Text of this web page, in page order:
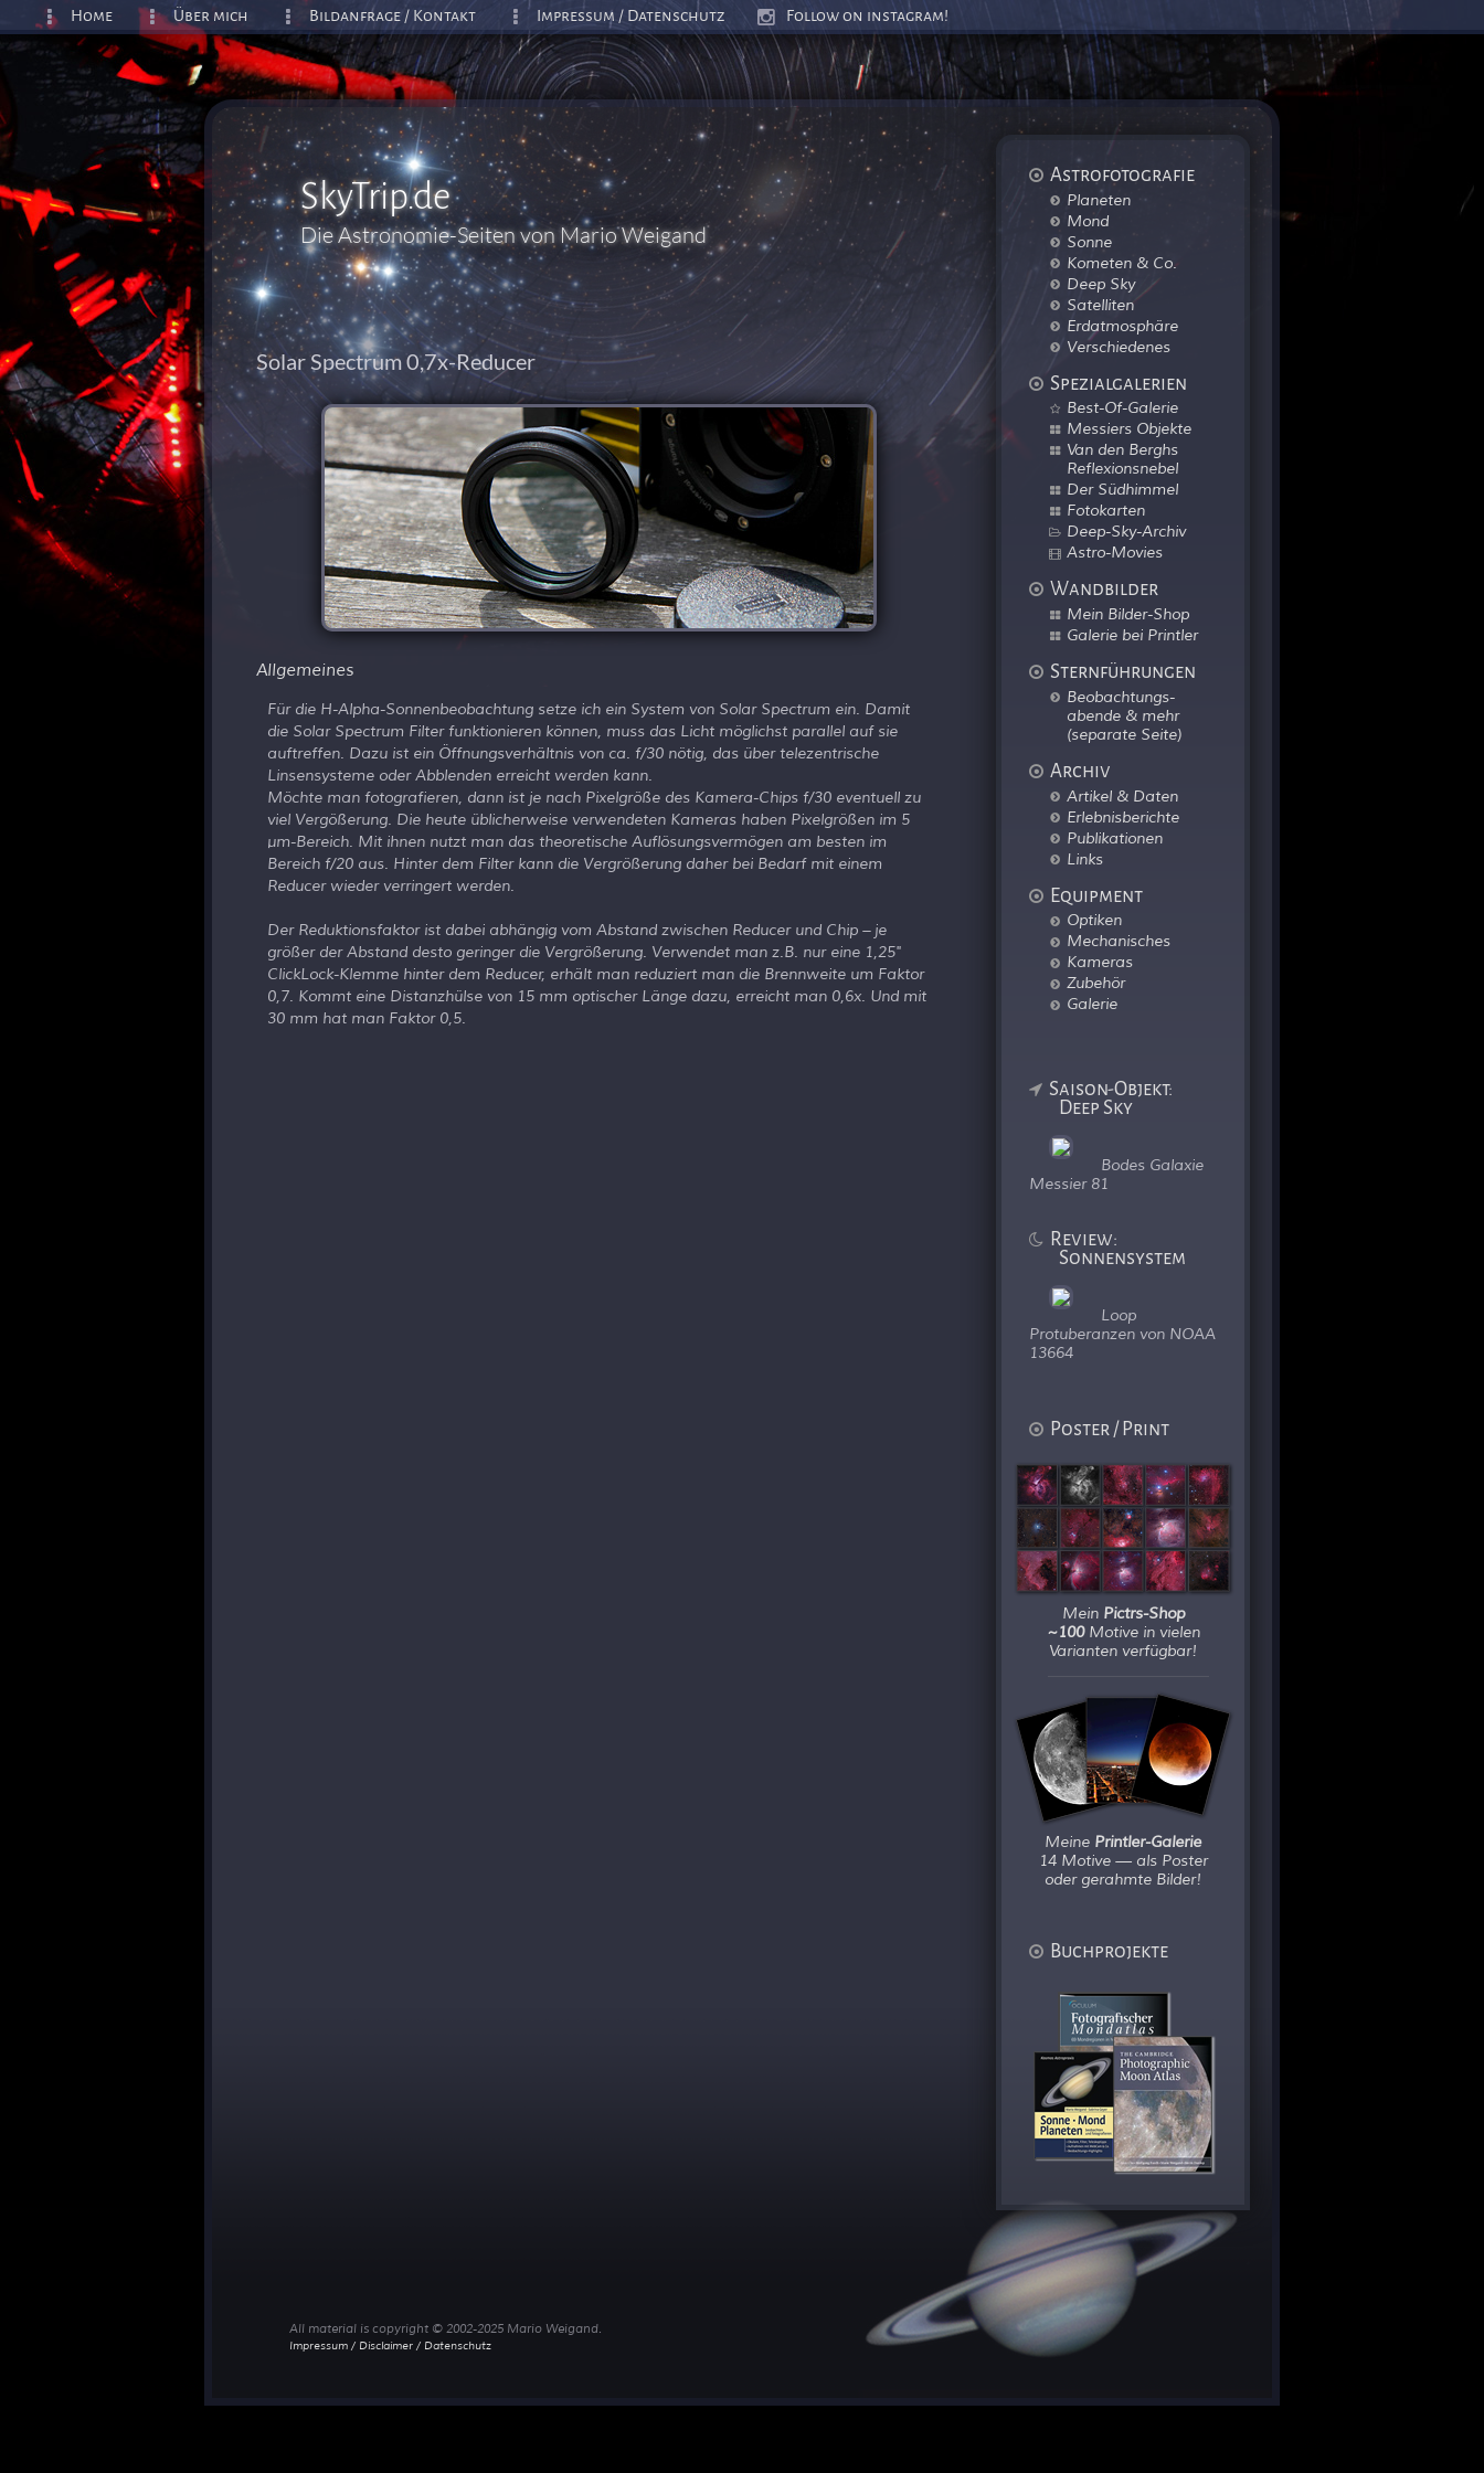
Astrofotografie
Planeten
Mond
Sonne
Kometen & Co.
Deep Sky
Satelliten
Erdatmosphäre
Verschiedenes
Spezialgalerien
Best-Of-Galerie
Messiers Objekte
Van den Berghs
Reflexionsnebel
Der Südhimmel
Fotokarten
Deep-Sky-Archiv
Astro-Movies
Wandbilder
Mein Bilder-Shop
Galerie bei Printler
Sternführungen
Beobachtungs-
abende & mehr
(separate Seite)
Archiv
Artikel & Daten
Erlebnisberichte
Publikationen
Links
Equipment
Optiken
Mechanisches
Kameras
Zubehör
Galerie
Saison-Objekt:
Deep Sky
Bodes Galaxie
Messier 81
Review:
Sonnensystem
Loop
Protuberanzen von NOAA
13664
Poster / Print
Mein Pictrs-Shop
~100Motive in vielen
Varianten verfügbar!
Meine Printler-Galerie
14 Motive — als Poster
oder gerahmte Bilder!
Buchprojekte
SkyTrip.de
Die Astronomie-Seiten von Mario Weigand
Solar Spectrum 0,7x-Reducer
Allgemeines
Für die H-Alpha-Sonnenbeobachtung setze ich ein System von Solar Spectrum ein. Damit
die Solar Spectrum Filter funktionieren können, muss das Licht möglichst parallel auf sie
auftreffen. Dazu ist ein Öffnungsverhältnis von ca. f/30 nötig, das über telezentrische
Linsensysteme oder Abblenden erreicht werden kann.
Möchte man fotografieren, dann ist je nach Pixelgröße des Kamera-Chips f/30 eventuell zu
viel Vergößerung. Die heute üblicherweise verwendeten Kameras haben Pixelgrößen im 5
μm-Bereich. Mit ihnen nutzt man das theoretische Auflösungsvermögen am besten im
Bereich f/20 aus. Hinter dem Filter kann die Vergrößerung daher bei Bedarf mit einem
Reducer wieder verringert werden.
Der Reduktionsfaktor ist dabei abhängig vom Abstand zwischen Reducer und Chip – je
größer der Abstand desto geringer die Vergrößerung. Verwendet man z.B. nur eine 1,25"
ClickLock-Klemme hinter dem Reducer, erhält man reduziert man die Brennweite um Faktor
0,7. Kommt eine Distanzhülse von 15 mm optischer Länge dazu, erreicht man 0,6x. Und mit
30 mm hat man Faktor 0,5.
All material is copyright © 2002-2025 Mario Weigand.
Impressum / Disclaimer / Datenschutz
Home Über mich Bildanfrage / Kontakt Impressum / Datenschutz Follow on instagram!